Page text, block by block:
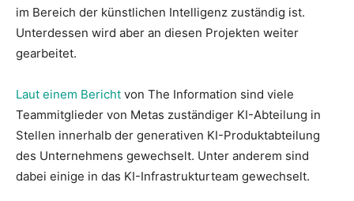
im Bereich der künstlichen Intelligenz zuständig ist.
Unterdessen wird aber an diesen Projekten weiter
gearbeitet.
Laut einem Bericht von The Information sind viele
Teammitglieder von Metas zuständiger KI-Abteilung in
Stellen innerhalb der generativen KI-Produktabteilung
des Unternehmens gewechselt. Unter anderem sind
dabei einige in das KI-Infrastrukturteam gewechselt.